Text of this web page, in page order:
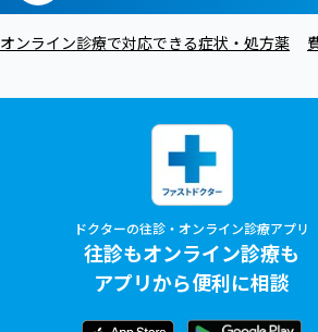
オンライン診療で対応できる症状・処方薬
ドクターの往診・オンライン診療アプリ
往診もオンライン診療も
アプリから便利に相談